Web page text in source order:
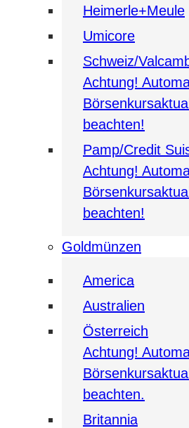
Heimerle+Meule
Umicore
Schweiz/
Achtung!
beachten!
Pamp/Credit
Achtung!
beachten!
Goldmünzen
America
Australien
Österreich
Achtung!
beachten.
Britannia